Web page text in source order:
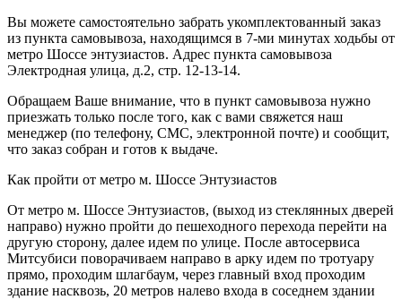
Вы можете самостоятельно забрать укомплектованный заказ
из пункта самовывоза, находящимся в 7-ми минутах ходьбы от
метро Шоссе энтузиастов. Адрес пункта самовывоза
Электродная улица, д.2, стр. 12-13-14.
Обращаем Ваше внимание, что в пункт самовывоза нужно
приезжать только после того, как с вами свяжется наш
менеджер (по телефону, СМС, электронной почте) и сообщит,
что заказ собран и готов к выдаче.
Как пройти от метро м. Шоссе Энтузиастов
От метро м. Шоссе Энтузиастов, (выход из стеклянных дверей
направо) нужно пройти до пешеходного перехода перейти на
другую сторону, далее идем по улице. После автосервиса
Митсубиси поворачиваем направо в арку идем по тротуару
прямо, проходим шлагбаум, через главный вход проходим
здание насквозь, 20 метров налево входа в соседнем здании